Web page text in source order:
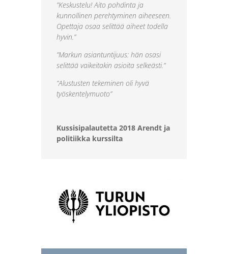
”Keskustelu! Aito pohdinta ja
kunnollinen perehtyminen aiheeseen.
Opettaja osaa selittää aiheet todella
hyvin.”
”Markun asiantuntijuus: hän osasi
selittää vaikeitakin asioita selkeästi.”
”Alustusten tekeminen oli hyvä
työskentelymuoto”
Kussisipalautetta 2018 Arendt ja
politiikka kurssilta